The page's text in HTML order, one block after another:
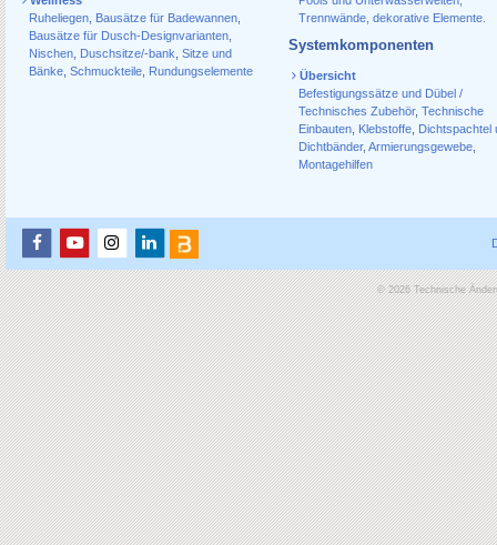
Ruheliegen
Bausätze für Badewannen
Bausätze für Dusch-Designvarianten
Nischen
Duschsitze/-bank Sitze und
Bänke Schmuckteile Rundungselemente
Trennwände, dekorative Elemente.
Systemkomponenten
Übersicht
Befestigungssätze und Dübel /
Technisches Zubehör, Technische
Einbauten, Klebstoffe,
Dichtspachtel
Dichtbänder, Armierungsgewebe,
Montagehilfen
© 2026 Technische